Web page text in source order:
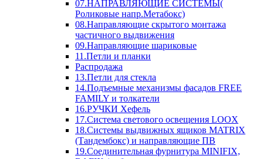
07.НАПРАВЛЯЮЩИЕ СИСТЕМЫ(
Роликовые напр.Метабокс)
08.Направляющие скрытого монтажа
частичного выдвижения
09.Направляющие шариковые
11.Петли и планки
Распродажа
13.Петли для стекла
14.Подъемные механизмы фасадов FREE
FAMILY и толкатели
16.РУЧКИ Хефель
17.Система светового освещения LOOX
18.Системы выдвижных ящиков MATRIX
(Тандембокс) и направляющие ПВ
19.Соединительная фурнитура MINIFIX,